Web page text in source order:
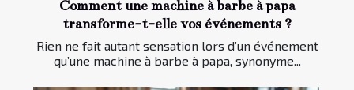
Comment une machine à barbe à papa
transforme-t-elle vos événements ?
Rien ne fait autant sensation lors d’un événement
qu’une machine à barbe à papa, synonyme...